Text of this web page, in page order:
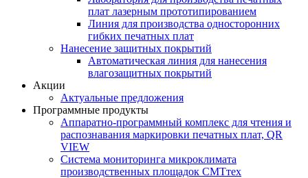
плат лазерным прототипированием
Линия для производства односторонних
гибких печатных плат
Нанесение защитных покрытий
Автоматическая линия для нанесения
влагозащитных покрытий
Акции
Актуальные предложения
Программные продукты
Аппаратно-программный комплекс для чтения и
распознавания маркировки печатных плат, QR
VIEW
Система мониторинга микроклимата
производственных площадок СМТтех